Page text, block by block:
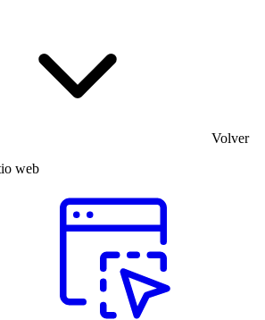
Volver
web